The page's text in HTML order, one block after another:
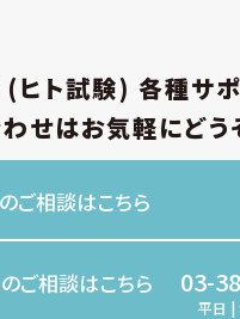
ヒト試験) 各種サ
せはお気軽にどう
ご相談はこちら
ご相談はこちら 03-
平日 |